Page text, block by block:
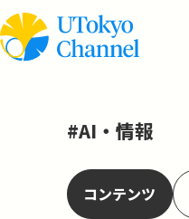
#AI・情報
コンテンツ